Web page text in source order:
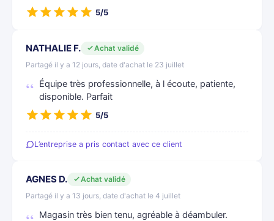
5/5
NATHALIE F.
Achat validé
Partagé il y a 12 jours, date d'achat le 23 juillet
Équipe très professionnelle, à l écoute, patiente,
disponible. Parfait
5/5
L’entreprise a pris contact avec ce client
AGNES D.
Achat validé
Partagé il y a 13 jours, date d'achat le 4 juillet
Magasin très bien tenu, agréable à déambuler.